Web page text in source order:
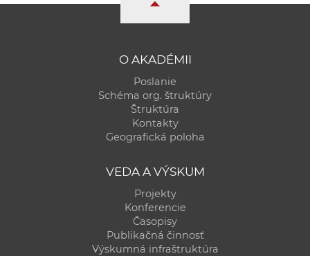
O AKADÉMII
Poslanie
Schéma org. štruktúry
Štruktúra
Kontakty
Geografická poloha
VEDA A VÝSKUM
Projekty
Konferencie
Časopisy
Publikačná činnosť
Výskumná infraštruktúra